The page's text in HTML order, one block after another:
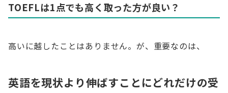
TOEFLは1点でも高く取った方が良い？
高いに越したことはありません。が、重要なのは、
英語を現状より伸ばすことにどれだけの受